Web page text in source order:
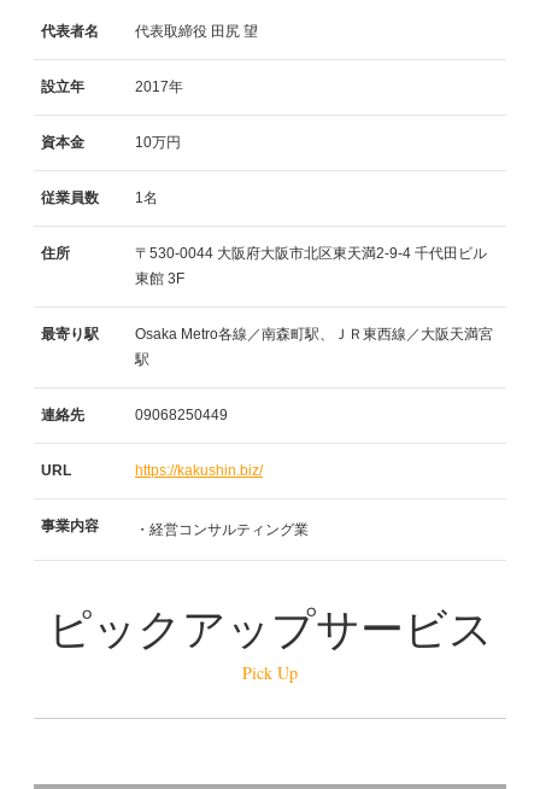
代表者名 代表取締役 田尻 望
設立年 2017年
資本金 10万円
従業員数 1名
住所 〒530-0044 大阪府大阪市北区東天満2-9-4 千代田ビル
東館 3F
最寄り駅
Osaka Metro各線／南森町駅、ＪＲ東西線／大阪天満宮
駅
連絡先 09068250449
URL https://kakushin.biz/
事業内容 ・経営コンサルティング業
ピックアップサービス
Pick Up